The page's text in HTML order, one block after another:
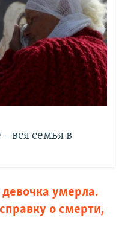
вся семья в
умерла.
о смерти,